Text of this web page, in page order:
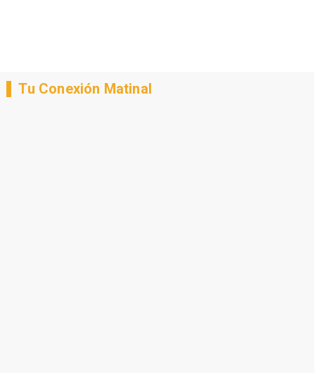
Tu Conexión Matinal